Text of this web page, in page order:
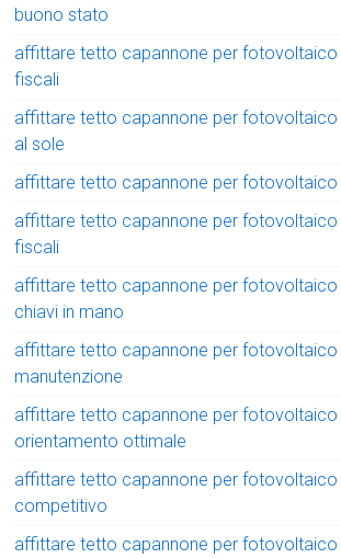
buono stato
affittare tetto capannone per
fiscali
affittare tetto capannone per
al sole
affittare tetto capannone per fotovoltaico
affittare tetto capannone per fotovoltaico
fiscali
affittare tetto capannone per fotovoltaico
chiavi in mano
affittare tetto capannone per fotovoltaico
manutenzione
affittare tetto capannone per fotovoltaico
orientamento ottimale
affittare tetto capannone per
competitivo
affittare tetto capannone per fotovoltaico